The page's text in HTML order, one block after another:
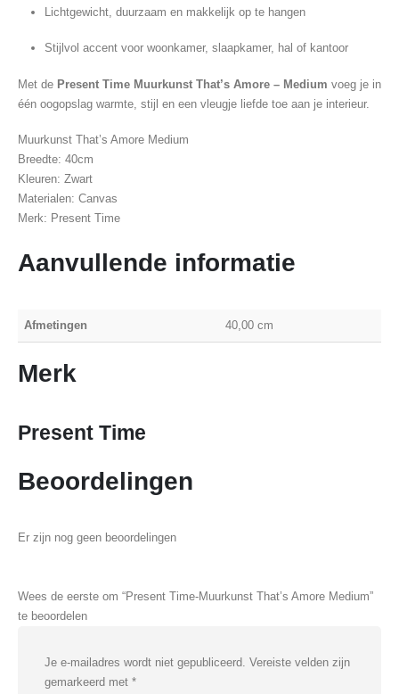
Lichtgewicht, duurzaam en makkelijk op te hangen
Stijlvol accent voor woonkamer, slaapkamer, hal of kantoor
Met de Present Time Muurkunst That’s Amore – Medium voeg je in
één oogopslag warmte, stijl en een vleugje liefde toe aan je interieur.
Muurkunst That’s Amore Medium
Breedte: 40cm
Kleuren: Zwart
Materialen: Canvas
Merk: Present Time
Aanvullende informatie
Afmetingen 40,00 cm
Merk
Present Time
Beoordelingen
Er zijn nog geen beoordelingen
Wees de eerste om “Present Time-Muurkunst That’s Amore Medium”
te beoordelen
Je e-mailadres wordt niet gepubliceerd. Vereiste velden zijn
gemarkeerd met *